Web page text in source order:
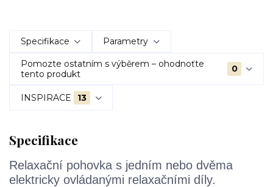
Specifikace Parametry
Pomozte ostatním s výběrem – ohodnoťte
tento produkt
0
INSPIRACE 13
Specifikace
Relaxační pohovka s jedním nebo dvěma
elektricky ovládanými relaxačními díly.